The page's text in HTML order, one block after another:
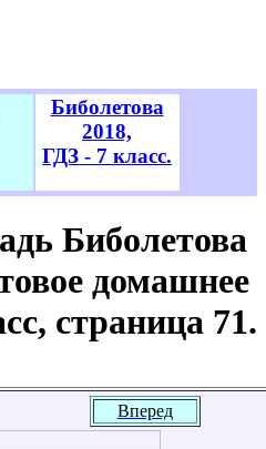
Биболетова
2018,
ГДЗ - 7 класс.
Биболетова
домашнее
страница 71.
Вперед